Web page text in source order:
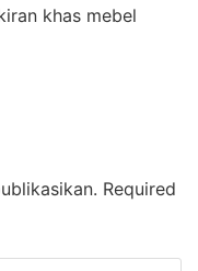
khas mebel
Required